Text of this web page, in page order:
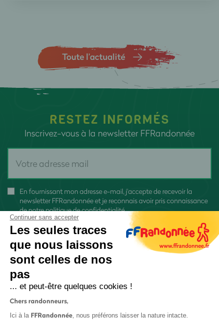
Toute l’actualité
RESTEZ INFORMÉS
Inscrivez-vous à la newsletter FFRandonnée
En fournissant mon adresse e-mail, j'accepte de recevoir la
newsletter FFRandonnée et je reconnais avoir pris connaissance
denotre politique de confidentialité
Continuer sans accepter
Les seules traces
que nous laissons
sont celles de nos
pas
... et peut-être quelques cookies !
Chers randonneurs,
Ici à la FFRandonnée, nous préférons laisser la nature intacte.